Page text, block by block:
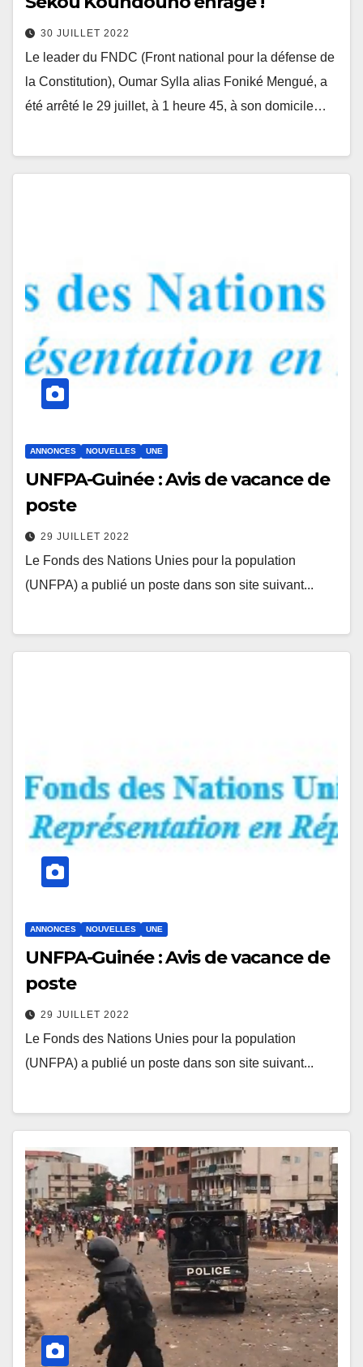
30 JUILLET 2022
Le leader du FNDC (Front national pour la défense de
la Constitution), Oumar Sylla alias Foniké Mengué, a
été arrêté le 29 juillet, à 1 heure 45, à son domicile…
ANNONCES NOUVELLES UNE
UNFPA-Guinée : Avis de vacance de
poste
29 JUILLET 2022
Le Fonds des Nations Unies pour la population
(UNFPA) a publié un poste dans son site suivant...
ANNONCES NOUVELLES UNE
UNFPA-Guinée : Avis de vacance de
poste
29 JUILLET 2022
Le Fonds des Nations Unies pour la population
(UNFPA) a publié un poste dans son site suivant...